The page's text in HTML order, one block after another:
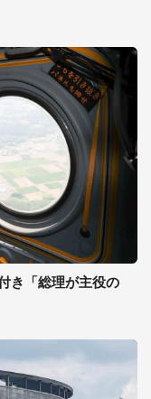
き「総理が主役の